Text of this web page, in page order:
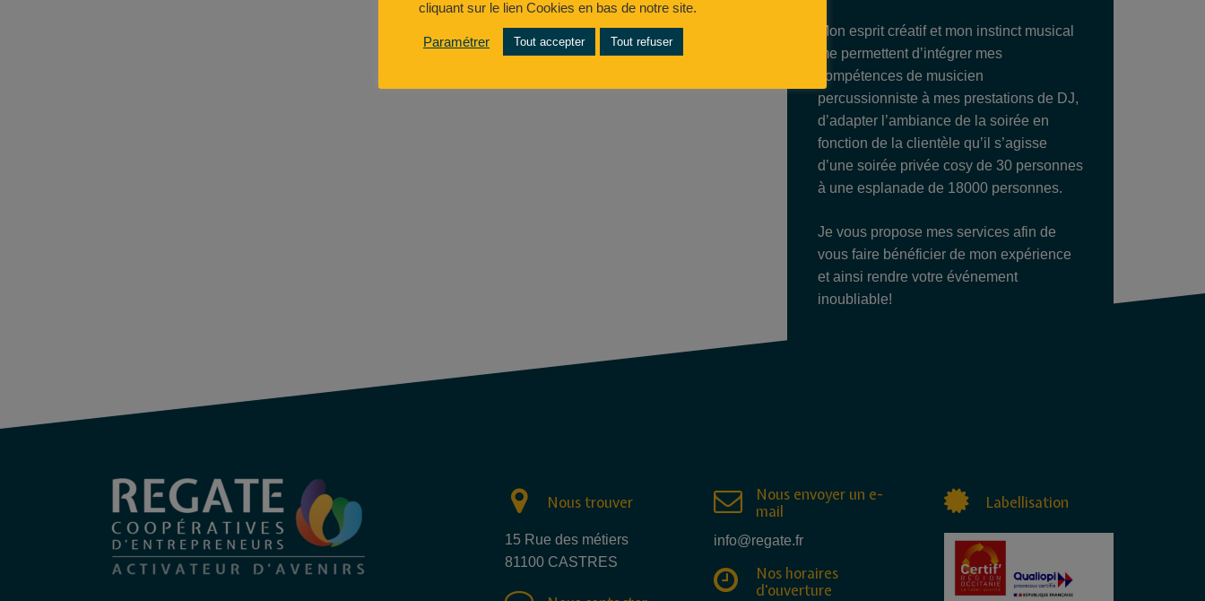
Mon esprit créatif et mon instinct musical
me permettent d’intégrer mes
compétences de musicien
percussionniste à mes prestations de DJ,
d’adapter l’ambiance de la soirée en
fonction de la clientèle qu’il s’agisse
d’une soirée privée cosy de 30 personnes
à une esplanade de 18000 personnes.
Je vous propose mes services afin de
vous faire bénéficier de mon expérience
et ainsi rendre votre événement
inoubliable!
Nous trouver
15 Rue des métiers
81100 CASTRES
Nous envoyer un e-
mail
info@regate.fr
Nos horaires
d'ouverture
Labellisation
cliquant sur le lien Cookies en bas de notre site.
Paramétrer Tout accepter Tout refuser